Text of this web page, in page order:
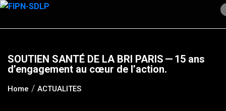
Skip
content
SOUTIEN SANTÉ DE LA BRI PARIS — 15 ans
d’engagement au cœur de l’action.
Home ACTUALITES